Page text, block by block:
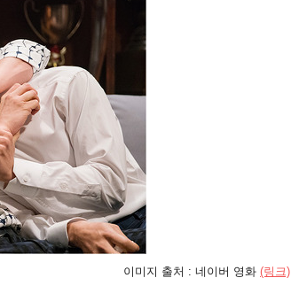
이미지 출처 : 네이버 영화 (링크)